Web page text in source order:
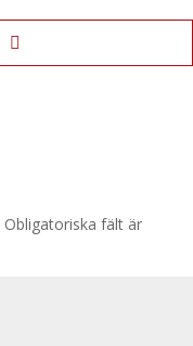
Obligatoriska fält är